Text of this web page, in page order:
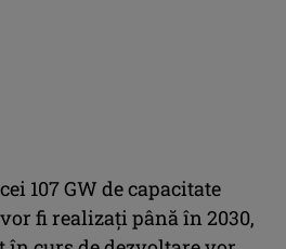
107 GW de capacitate
fi realizați până în 2030,